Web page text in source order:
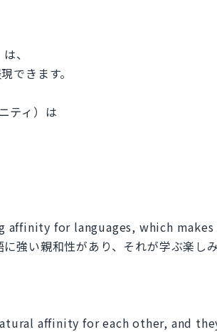
、
できます。
ティ）は
affinity for languages, which
に強い親和性があり、それが学ぶ楽し
affinity for each other, and